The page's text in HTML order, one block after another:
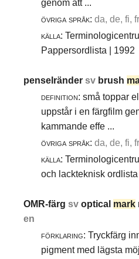
genom att ...
övriga språk: da, de, fi,
källa:
Pappersordlista | 1992
penselrändersv brush
definition: små toppar
uppstår i en färgfilm
kammande effe ...
övriga språk: da, de, fi,
källa:
och lackteknisk
OMR-färgsvoptical mark
en
förklaring: Tryckfärg
pigment med lägsta